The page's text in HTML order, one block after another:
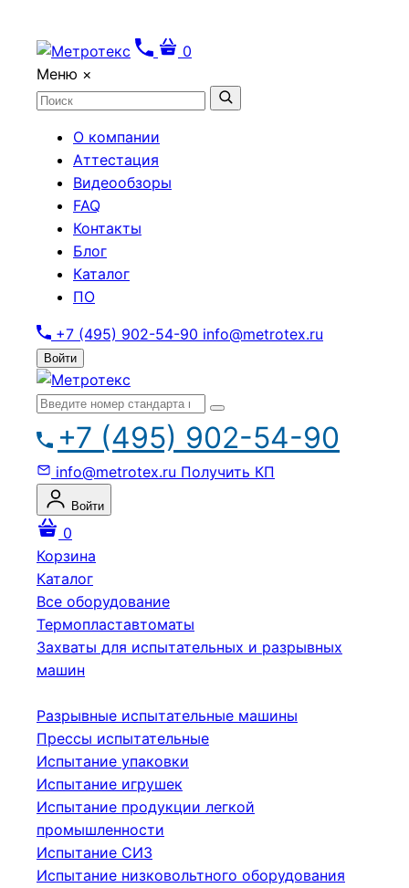
0
Меню ×
О компании
Аттестация
Видеообзоры
FAQ
Контакты
Блог
Каталог
ПО
+7 (495) 902-54-90 info@metrotex.ru
Войти
+7 (495) 902-54-90
info@metrotex.ru Получить КП
Войти
0
Корзина
Каталог
Все оборудование
Термопластавтоматы
Захваты для испытательных и разрывных
машин
Разрывные испытательные машины
Прессы испытательные
Испытание упаковки
Испытание игрушек
Испытание продукции легкой
промышленности
Испытание СИЗ
Испытание низковольтного оборудования